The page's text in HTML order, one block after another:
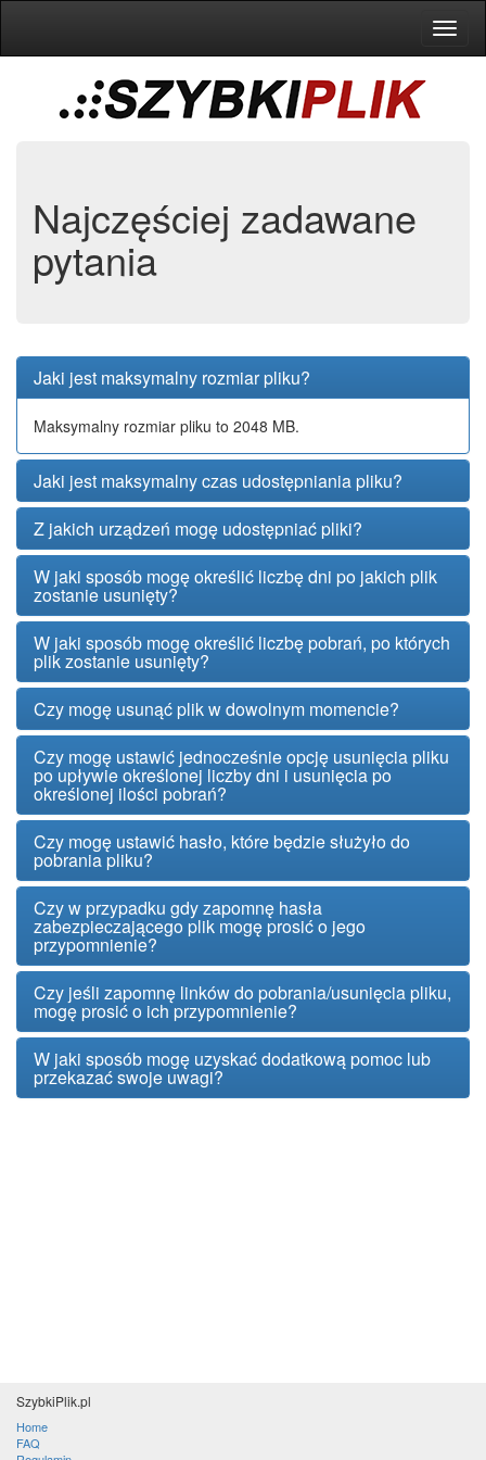
Najczęściej zadawane
pytania
Jaki jest maksymalny rozmiar pliku?
Maksymalny rozmiar pliku to 2048 MB.
Jaki jest maksymalny czas udostępniania pliku?
Z jakich urządzeń mogę udostępniać pliki?
W jaki sposób mogę określić liczbę dni po jakich plik
zostanie usunięty?
W jaki sposób mogę określić liczbę pobrań, po których
plik zostanie usunięty?
Czy mogę usunąć plik w dowolnym momencie?
Czy mogę ustawić jednocześnie opcję usunięcia pliku
po upływie określonej liczby dni i usunięcia po
określonej ilości pobrań?
Czy mogę ustawić hasło, które będzie służyło do
pobrania pliku?
Czy w przypadku gdy zapomnę hasła
zabezpieczającego plik mogę prosić o jego
przypomnienie?
Czy jeśli zapomnę linków do pobrania/usunięcia pliku,
mogę prosić o ich przypomnienie?
W jaki sposób mogę uzyskać dodatkową pomoc lub
przekazać swoje uwagi?
SzybkiPlik.pl
Home
FAQ